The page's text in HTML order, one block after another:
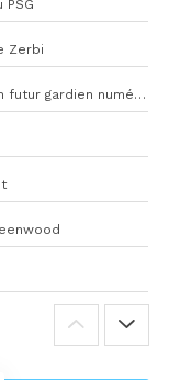
Zerbi
Restes, Atubolu, Bulka… L’OM galère pour son futur gardien numéro 1